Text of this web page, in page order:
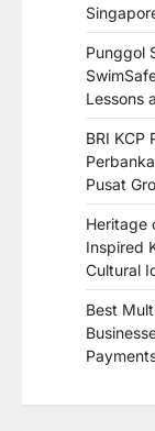
Punggol
Lessons
BRI KCP
Pusat
Heritage
Inspired
Cultural
Best